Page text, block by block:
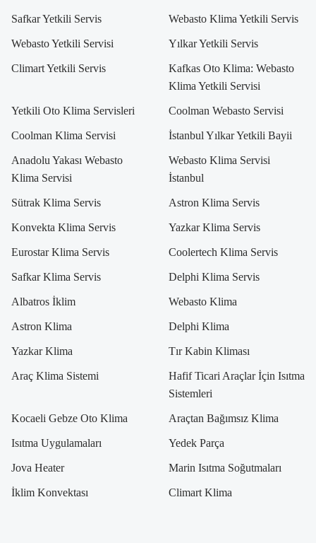
Safkar Yetkili Servis Webasto Klima Yetkili Servis
Webasto Yetkili Servisi Yılkar Yetkili Servis
Climart Yetkili Servis
Kafkas Oto Klima: Webasto
Klima Yetkili Servisi
Yetkili Oto Klima Servisleri Coolman Webasto Servisi
Coolman Klima Servisi İstanbul Yılkar Yetkili Bayii
Anadolu Yakası Webasto
Klima Servisi
Webasto Klima Servisi
İstanbul
Sütrak Klima Servis Astron Klima Servis
Konvekta Klima Servis Yazkar Klima Servis
Eurostar Klima Servis Coolertech Klima Servis
Safkar Klima Servis Delphi Klima Servis
Albatros İklim Webasto Klima
Astron Klima Delphi Klima
Yazkar Klima Tır Kabin Kliması
Araç Klima Sistemi
Hafif Ticari Araçlar İçin Isıtma
Sistemleri
Kocaeli Gebze Oto Klima Araçtan Bağımsız Klima
Isıtma Uygulamaları Yedek Parça
Jova Heater Marin Isıtma Soğutmaları
İklim Konvektası Climart Klima